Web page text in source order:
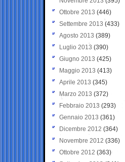
Ottobre 2013 (446)
Settembre 2013 (433)
Agosto 2013 (389)
Luglio 2013 (390)
Giugno 2013 (425)
Maggio 2013 (413)
Aprile 2013 (345)
Marzo 2013 (372)
Febbraio 2013 (293)
Gennaio 2013 (361)
Dicembre 2012 (364)
Novembre 2012 (336)
Ottobre 2012 (363)